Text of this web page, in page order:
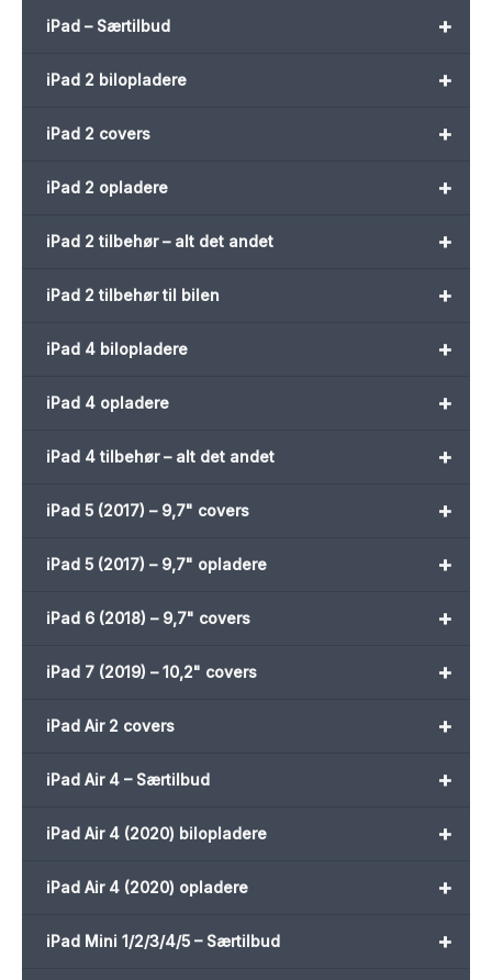
+
iPad – Særtilbud
+
iPad 2 bilopladere
+
iPad 2 covers
+
iPad 2 opladere
+
iPad 2 tilbehør – alt det andet
+
iPad 2 tilbehør til bilen
+
iPad 4 bilopladere
+
iPad 4 opladere
+
iPad 4 tilbehør – alt det andet
+
iPad 5 (2017) – 9,7" covers
+
iPad 5 (2017) – 9,7" opladere
+
iPad 6 (2018) – 9,7" covers
+
iPad 7 (2019) – 10,2" covers
+
iPad Air 2 covers
+
iPad Air 4 – Særtilbud
+
iPad Air 4 (2020) bilopladere
+
iPad Air 4 (2020) opladere
+
iPad Mini 1/2/3/4/5 – Særtilbud